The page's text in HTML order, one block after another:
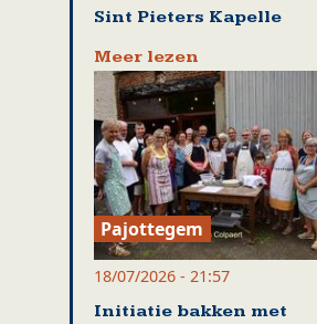
Sint Pieters Kapelle
Meer lezen
Pajottegem
18/07/2026 - 21:57
Initiatie bakken met